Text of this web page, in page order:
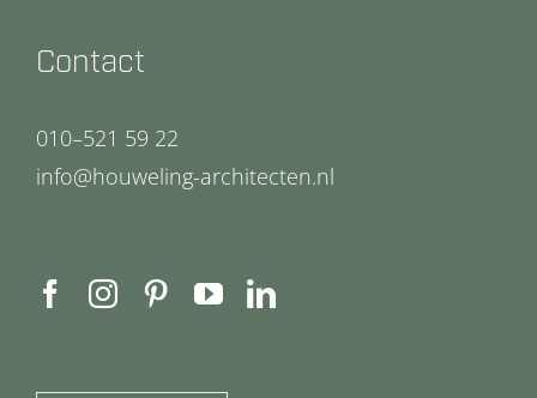
Contact
010–521 59 22
info@houweling-architecten.nl